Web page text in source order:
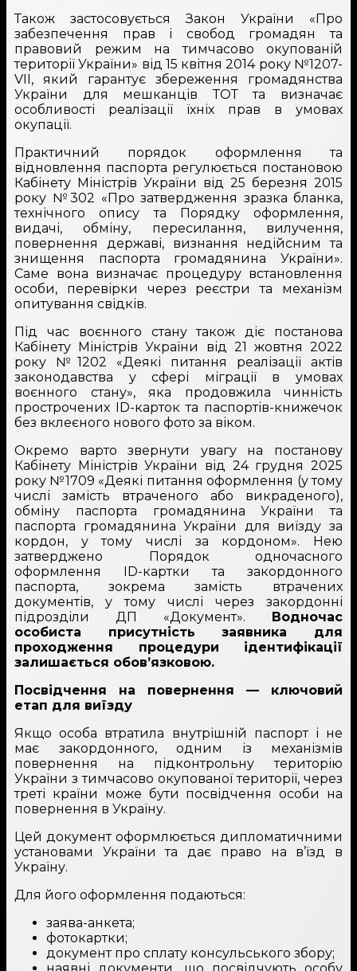
Також застосовується Закон України «Про
забезпечення прав і свобод громадян та
правовий режим на тимчасово окупованій
території України» від 15 квітня 2014 року №1207-
VII, який гарантує збереження громадянства
України для мешканців ТОТ та визначає
особливості реалізації їхніх прав в умовах
окупації.
Практичний порядок оформлення та
відновлення паспорта регулюється постановою
Кабінету Міністрів України від 25 березня 2015
року №302 «Про затвердження зразка бланка,
технічного опису та Порядку оформлення,
видачі, обміну, пересилання, вилучення,
повернення державі, визнання недійсним та
знищення паспорта громадянина України».
Саме вона визначає процедуру встановлення
особи, перевірки через реєстри та механізм
опитування свідків.
Під час воєнного стану також діє постанова
Кабінету Міністрів України від 21 жовтня 2022
року №1202 «Деякі питання реалізації актів
законодавства у сфері міграції в умовах
воєнного стану», яка продовжила чинність
прострочених ID-карток та паспортів-книжечок
без вклеєного нового фото за віком.
Окремо варто звернути увагу на постанову
Кабінету Міністрів України від 24 грудня 2025
року №1709 «Деякі питання оформлення (у тому
числі замість втраченого або викраденого),
обміну паспорта громадянина України та
паспорта громадянина України для виїзду за
кордон, у тому числі за кордоном». Нею
затверджено Порядок одночасного
оформлення ID-картки та закордонного
паспорта, зокрема замість втрачених
документів, у тому числі через закордонні
підрозділи ДП «Документ».
Водночас
особиста присутність заявника для
проходження процедури ідентифікації
залишається обов’язковою.
Посвідчення на повернення — ключовий
етап для виїзду
Якщо особа втратила внутрішній паспорт і не
має закордонного, одним із механізмів
повернення на підконтрольну територію
України з тимчасово окупованої території, через
треті країни може бути посвідчення особи на
повернення в Україну.
Цей документ оформлюється дипломатичними
установами України та дає право на в’їзд в
Україну.
Для його оформлення подаються:
заява-анкета;
фотокартки;
документ про сплату консульського збору;